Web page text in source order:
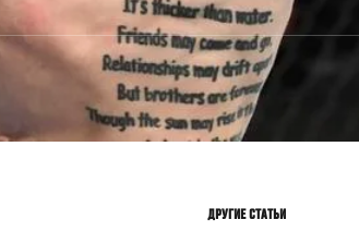
ДРУГИЕ СТАТЬИ